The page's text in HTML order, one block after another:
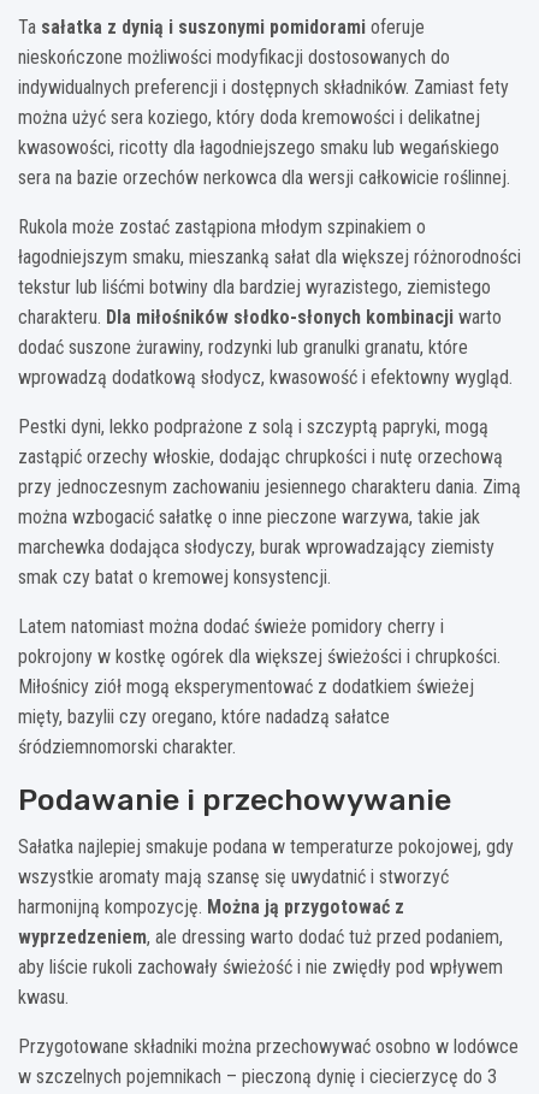
Ta sałatka z dynią i suszonymi pomidorami oferuje
nieskończone możliwości modyfikacji dostosowanych do
indywidualnych preferencji i dostępnych składników. Zamiast fety
można użyć sera koziego, który doda kremowości i delikatnej
kwasowości, ricotty dla łagodniejszego smaku lub wegańskiego
sera na bazie orzechów nerkowca dla wersji całkowicie roślinnej.
Rukola może zostać zastąpiona młodym szpinakiem o
łagodniejszym smaku, mieszanką sałat dla większej różnorodności
tekstur lub liśćmi botwiny dla bardziej wyrazistego, ziemistego
charakteru. Dla miłośników słodko-słonych kombinacji warto
dodać suszone żurawiny, rodzynki lub granulki granatu, które
wprowadzą dodatkową słodycz, kwasowość i efektowny wygląd.
Pestki dyni, lekko podprażone z solą i szczyptą papryki, mogą
zastąpić orzechy włoskie, dodając chrupkości i nutę orzechową
przy jednoczesnym zachowaniu jesiennego charakteru dania. Zimą
można wzbogacić sałatkę o inne pieczone warzywa, takie jak
marchewka dodająca słodyczy, burak wprowadzający ziemisty
smak czy batat o kremowej konsystencji.
Latem natomiast można dodać świeże pomidory cherry i
pokrojony w kostkę ogórek dla większej świeżości i chrupkości.
Miłośnicy ziół mogą eksperymentować z dodatkiem świeżej
mięty, bazylii czy oregano, które nadadzą sałatce
śródziemnomorski charakter.
Podawanie i przechowywanie
Sałatka najlepiej smakuje podana w temperaturze pokojowej, gdy
wszystkie aromaty mają szansę się uwydatnić i stworzyć
harmonijną kompozycję. Można ją przygotować z
wyprzedzeniem, ale dressing warto dodać tuż przed podaniem,
aby liście rukoli zachowały świeżość i nie zwiędły pod wpływem
kwasu.
Przygotowane składniki można przechowywać osobno w lodówce
w szczelnych pojemnikach – pieczoną dynię i ciecierzycę do 3